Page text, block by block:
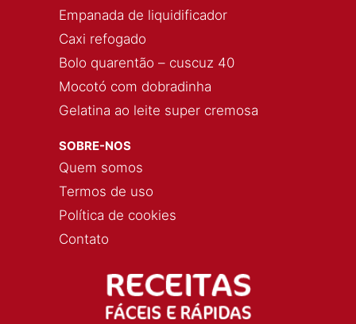
Empanada de liquidificador
Caxi refogado
Bolo quarentão – cuscuz 40
Mocotó com dobradinha
Gelatina ao leite super cremosa
SOBRE-NOS
Quem somos
Termos de uso
Política de cookies
Contato